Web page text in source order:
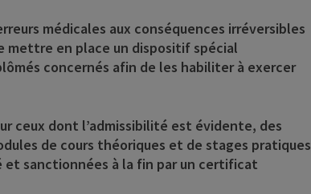
médicales aux conséquences irréversibles
mettre en place un dispositif spécial
concernés afin de les habiliter à exercer
ceux dont l’admissibilité est évidente, des
de cours théoriques et de stages pratiques
et sanctionnées à la fin par un certificat